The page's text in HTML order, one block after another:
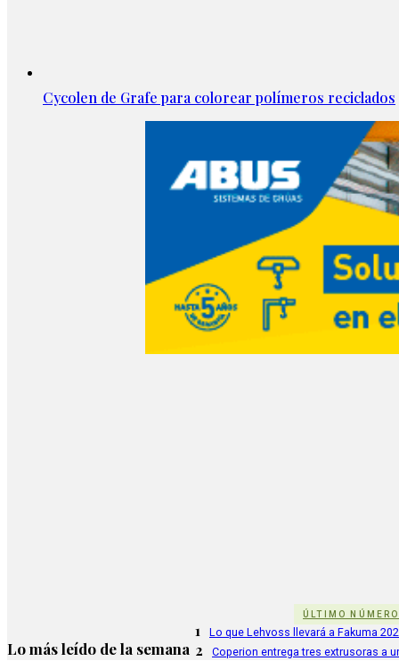
Cycolen de Grafe para colorear polímeros reciclados
ÚLTIMO NÚMERO
Lo más leído de la semana
1 Lo que Lehvoss llevará a Fakuma
2 Coperion entrega tres extrusoras a